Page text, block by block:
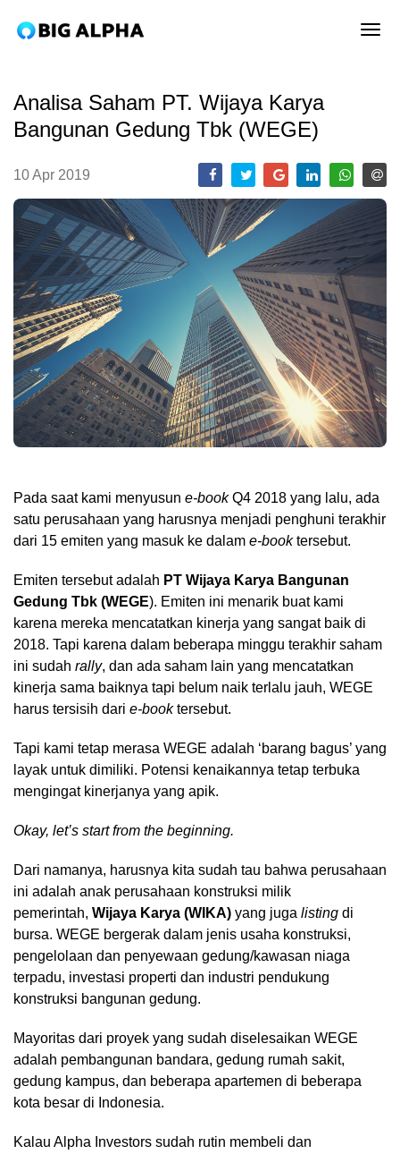
Analisa Saham PT. Wijaya Karya
Bangunan Gedung Tbk (WEGE)
10 Apr 2019
Pada saat kami menyusun e-bookQ4 2018 yang lalu, ada
satu perusahaan yang harusnya menjadi penghuni terakhir
dari 15 emiten yang masuk ke dalam e-booktersebut.
Emiten tersebut adalah PT Wijaya Karya Bangunan
Gedung Tbk (WEGE). Emiten ini menarik buat kami
karena mereka mencatatkan kinerja yang sangat baik di
2018. Tapi karena dalam beberapa minggu terakhir saham
ini sudah rally, dan ada saham lain yang mencatatkan
kinerja sama baiknya tapi belum naik terlalu jauh, WEGE
harus tersisih dari e-booktersebut.
Tapi kami tetap merasa WEGE adalah ‘barang bagus’ yang
layak untuk dimiliki. Potensi kenaikannya tetap terbuka
mengingat kinerjanya yang apik.
Okay, let’s start from the beginning.
Dari namanya, harusnya kita sudah tau bahwa perusahaan
ini adalah anak perusahaan konstruksi milik
pemerintah, Wijaya Karya (WIKA) yang juga listing di
bursa. WEGE bergerak dalam jenis usaha konstruksi,
pengelolaan dan penyewaan gedung/kawasan niaga
terpadu, investasi properti dan industri pendukung
konstruksi bangunan gedung.
Mayoritas dari proyek yang sudah diselesaikan WEGE
adalah pembangunan bandara, gedung rumah sakit,
gedung kampus, dan beberapa apartemen di beberapa
kota besar di Indonesia.
Kalau Alpha Investors sudah rutin membeli dan